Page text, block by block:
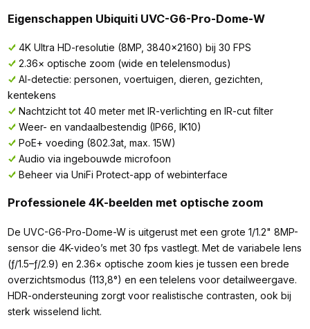
Eigenschappen Ubiquiti UVC-G6-Pro-Dome-W
4K Ultra HD-resolutie (8MP, 3840×2160) bij 30 FPS
2.36× optische zoom (wide en telelensmodus)
AI-detectie: personen, voertuigen, dieren, gezichten,
kentekens
Nachtzicht tot 40 meter met IR-verlichting en IR-cut filter
Weer- en vandaalbestendig (IP66, IK10)
PoE+ voeding (802.3at, max. 15W)
Audio via ingebouwde microfoon
Beheer via UniFi Protect-app of webinterface
Professionele 4K-beelden met optische zoom
De UVC-G6-Pro-Dome-W is uitgerust met een grote 1/1.2" 8MP-
sensor die 4K-video’s met 30 fps vastlegt. Met de variabele lens
(ƒ/1.5–ƒ/2.9) en 2.36× optische zoom kies je tussen een brede
overzichtsmodus (113,8°) en een telelens voor detailweergave.
HDR-ondersteuning zorgt voor realistische contrasten, ook bij
sterk wisselend licht.